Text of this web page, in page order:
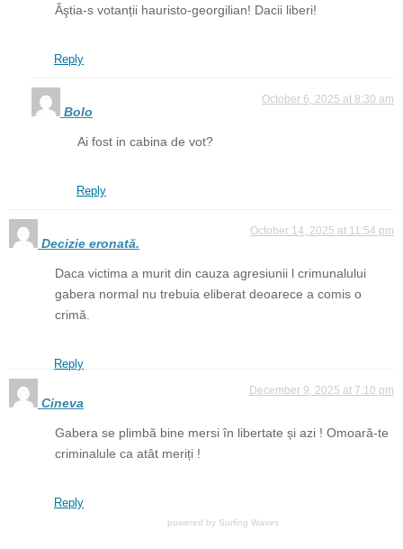
Ăştia-s votanții hauristo-georgilian! Dacii liberi!
Reply
Bolo
October 6, 2025 at 8:30 am
Ai fost in cabina de vot?
Reply
Decizie eronată.
October 14, 2025 at 11:54 pm
Daca victima a murit din cauza agresiunii l crimunalului
gabera normal nu trebuia eliberat deoarece a comis o
crimă.
Reply
Cineva
December 9, 2025 at 7:10 pm
Gabera se plimbă bine mersi în libertate și azi ! Omoară-te
criminalule ca atât meriți !
Reply
powered by Surfing Waves